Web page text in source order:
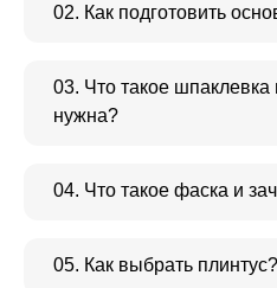
02. Как подготовить
03. Что такое шпаклевка
нужна?
04. Что такое фаска и
05. Как выбрать плинтус?